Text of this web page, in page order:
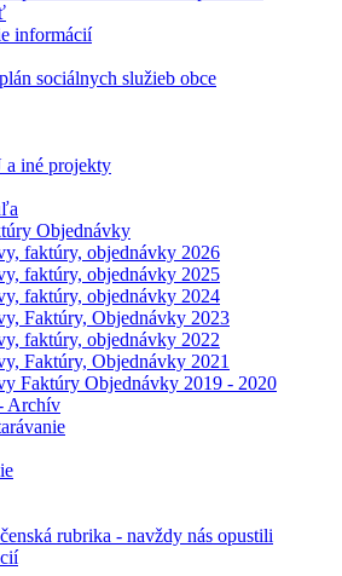
informácií
sociálnych služieb obce
a iné projekty
Objednávky
faktúry, objednávky 2026
faktúry, objednávky 2025
faktúry, objednávky 2024
Faktúry, Objednávky 2023
faktúry, objednávky 2022
Faktúry, Objednávky 2021
Faktúry Objednávky 2019 - 2020
Archív
rubrika - navždy nás opustili